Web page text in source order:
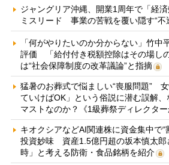
ジャングリア沖縄、開業1周年で「経
ミスリード 事業の苦戦を覆い隠す“不
「何がやりたいのか分からない」竹中
評価 「給付付き税額控除はその場し
は“社会保障制度の改革議論”と指摘
猛暑のお葬式で悩ましい“喪服問題”
ていけばOK」という俗説に潜む誤解
マストなのか？《1級葬祭ディレクター
キオクシアなどAI関連株に資金集中で“
投資妙味 資産1.5億円超の坂本慎太郎
時」と考える防衛・食品銘柄を紹介